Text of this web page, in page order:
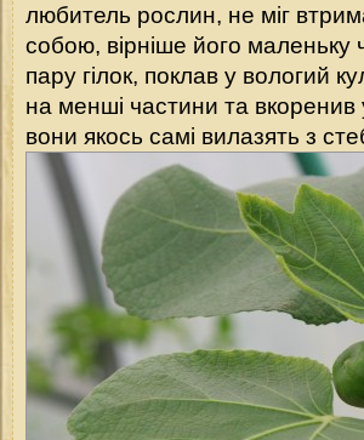
любитель рослин, не міг
собою, вірніше його маленьку
пару гілок, поклав у вологий
на менші частини та вкоренив
вони якось самі вилазять з